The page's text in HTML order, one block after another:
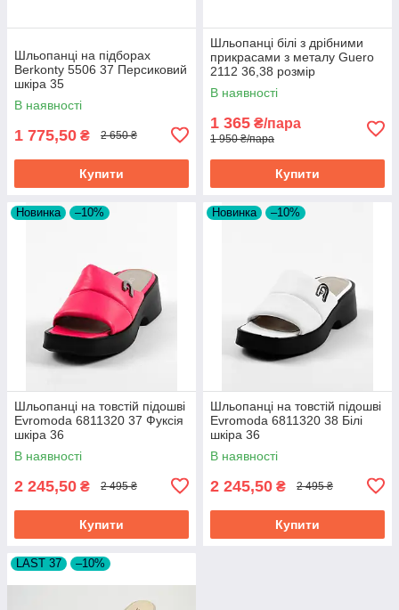
Шльопанці на підборах
Berkonty 5506 37 Персиковий
шкіра 35
В наявності
1 775,50 ₴ 2 650 ₴
Купити
Шльопанці білі з дрібними
прикрасами з металу Guero
2112 36,38 розмір
В наявності
1 365 ₴/пара
1 950 ₴/пара
Купити
Новинка –10%
Шльопанці на товстій підошві
Evromoda 6811320 37 Фуксія
шкіра 36
В наявності
2 245,50 ₴ 2 495 ₴
Купити
Новинка –10%
Шльопанці на товстій підошві
Evromoda 6811320 38 Білі
шкіра 36
В наявності
2 245,50 ₴ 2 495 ₴
Купити
LAST 37 –10%